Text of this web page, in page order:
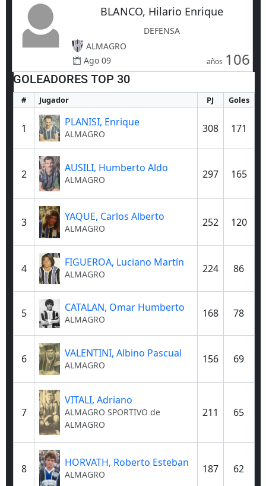
BLANCO, Hilario Enrique
DEFENSA
ALMAGRO
Ago 09
años 106
GOLEADORES TOP 30
# Jugador PJ Goles
1 PLANISI, Enrique
ALMAGRO 308 171
2 AUSILI, Humberto Aldo
ALMAGRO 297 165
3 YAQUE, Carlos Alberto
ALMAGRO 252 120
4 FIGUEROA, Luciano Martín
ALMAGRO 224 86
5 CATALAN, Omar Humberto
ALMAGRO 168 78
6 VALENTINI, Albino Pascual
ALMAGRO 156 69
7
VITALI, Adriano
ALMAGRO SPORTIVO de
ALMAGRO
211 65
8 HORVATH, Roberto Esteban
ALMAGRO 187 62